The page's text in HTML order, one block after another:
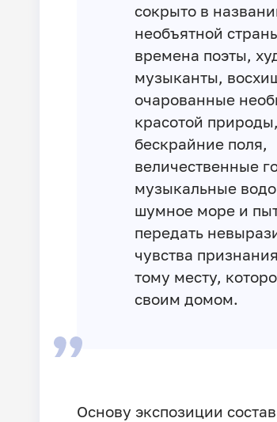
сокрыто в
необъятной
времена поэты,
музыканты,
очарованные
красотой
бескрайние поля,
величественные
музыкальные
шумное море и
передать
чувства
тому месту,
своим домом.
Основу экспозиции